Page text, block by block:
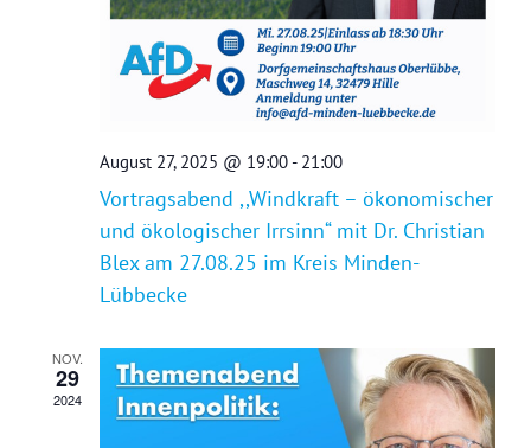
August 27, 2025 @ 19:00- 21:00
Vortragsabend ,,Windkraft – ökonomischer
und ökologischer Irrsinn“ mit Dr. Christian
Blex am 27.08.25 im Kreis Minden-
Lübbecke
NOV.
29
2024